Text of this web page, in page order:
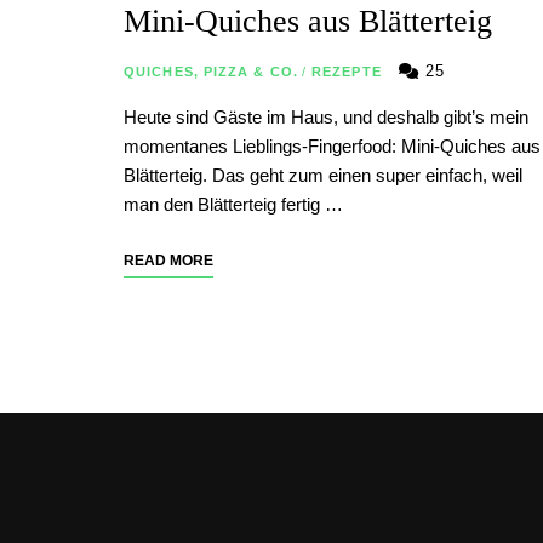
Mini-Quiches aus Blätterteig
QUICHES, PIZZA & CO. / REZEPTE 25
Heute sind Gäste im Haus, und deshalb gibt’s mein
momentanes Lieblings-Fingerfood: Mini-Quiches aus
Blätterteig. Das geht zum einen super einfach, weil
man den Blätterteig fertig …
READ MORE